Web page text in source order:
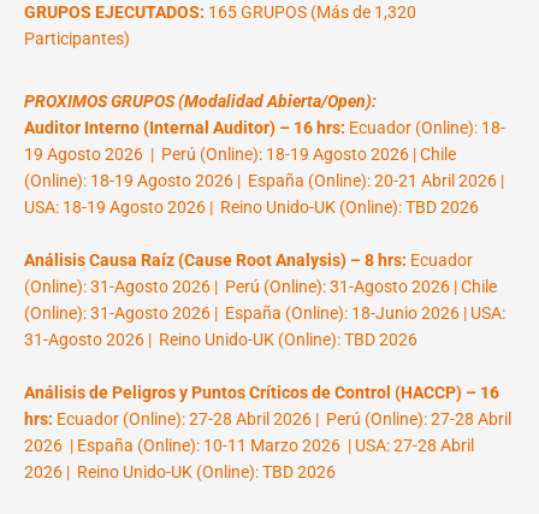
GRUPOS EJECUTADOS: 165 GRUPOS (Más de 1,320
Participantes)
PROXIMOS GRUPOS (Modalidad Abierta/Open):
Auditor Interno (Internal Auditor) – 16 hrs: Ecuador (Online): 18-
19 Agosto 2026 | Perú (Online): 18-19 Agosto 2026 | Chile
(Online): 18-19 Agosto 2026 | España (Online): 20-21 Abril 2026 |
USA: 18-19 Agosto 2026 | Reino Unido-UK (Online): TBD 2026
Análisis Causa Raíz (Cause Root Analysis) – 8 hrs: Ecuador
(Online): 31-Agosto 2026 | Perú (Online): 31-Agosto 2026 | Chile
(Online): 31-Agosto 2026 | España (Online): 18-Junio 2026 | USA:
31-Agosto 2026 | Reino Unido-UK (Online): TBD 2026
Análisis de Peligros y Puntos Críticos de Control (HACCP) – 16
hrs: Ecuador (Online): 27-28 Abril 2026 | Perú (Online): 27-28 Abril
2026 | España (Online): 10-11 Marzo 2026 | USA: 27-28 Abril
2026 | Reino Unido-UK (Online): TBD 2026